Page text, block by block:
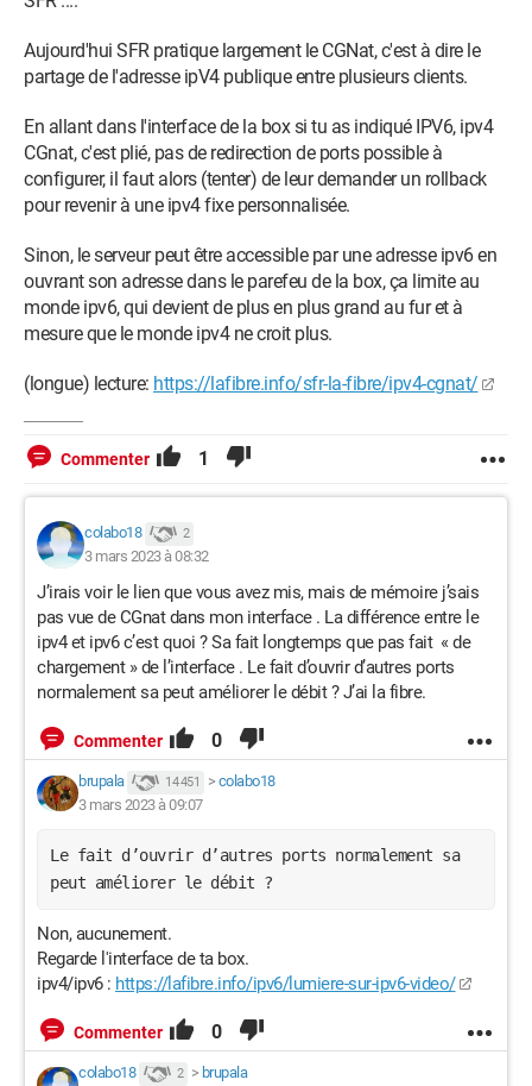
Aujourd'hui SFR pratique largement le CGNat, c'est à dire le
partage de l'adresse ipV4 publique entre plusieurs clients.
En allant dans l'interface de la box si tu as indiqué IPV6, ipv4
CGnat, c'est plié, pas de redirection de ports possible à
configurer, il faut alors (tenter) de leur demander un rollback
pour revenir à une ipv4 fixe personnalisée.
Sinon, le serveur peut être accessible par une adresse ipv6 en
ouvrant son adresse dans le parefeu de la box, ça limite au
monde ipv6, qui devient de plus en plus grand au fur et à
mesure que le monde ipv4 ne croit plus.
(longue) lecture: https://lafibre.info/sfr-la-fibre/ipv4-cgnat/
Commenter 1
colabo18 2
3 mars 2023 à 08:32
J’irais voir le lien que vous avez mis, mais de mémoire j’sais
pas vue de CGnat dans mon interface . La différence entre le
ipv4 et ipv6 c’est quoi ? Sa fait longtemps que pas fait « de
chargement » de l’interface . Le fait d’ouvrir d’autres ports
normalement sa peut améliorer le débit ? J’ai la fibre.
Commenter 0
brupala 14 451 > colabo18
3 mars 2023 à 09:07
Le fait d’ouvrir d’autres ports normalement sa
peut améliorer le débit ?
Non, aucunement.
Regarde l'interface de ta box.
ipv4/ipv6 : https://lafibre.info/ipv6/lumiere-sur-ipv6-video/
Commenter 0
colabo18 2 > brupala